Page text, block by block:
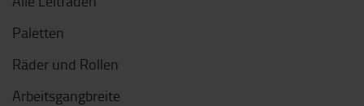
Paletten
Räder und Rollen
Arbeitsgangbreite